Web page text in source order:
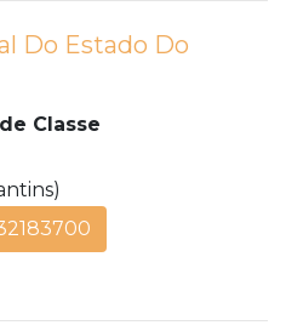
Do Estado Do
Classe